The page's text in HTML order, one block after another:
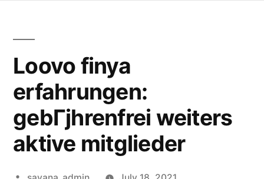
Loovo finya
erfahrungen:
gebГјhrenfrei weiters
aktive mitglieder